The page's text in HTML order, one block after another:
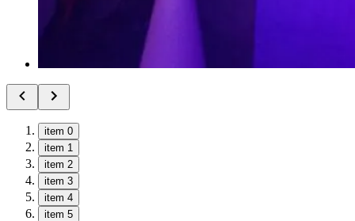
item 0
item 1
item 2
item 3
item 4
item 5